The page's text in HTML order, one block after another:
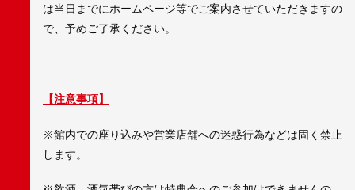
は当日までにホームページ等でご案内させていただきますの
で、予めご了承ください。
【注意事項】
※館内での座り込みや営業店舗への迷惑行為などは固く禁止
します。